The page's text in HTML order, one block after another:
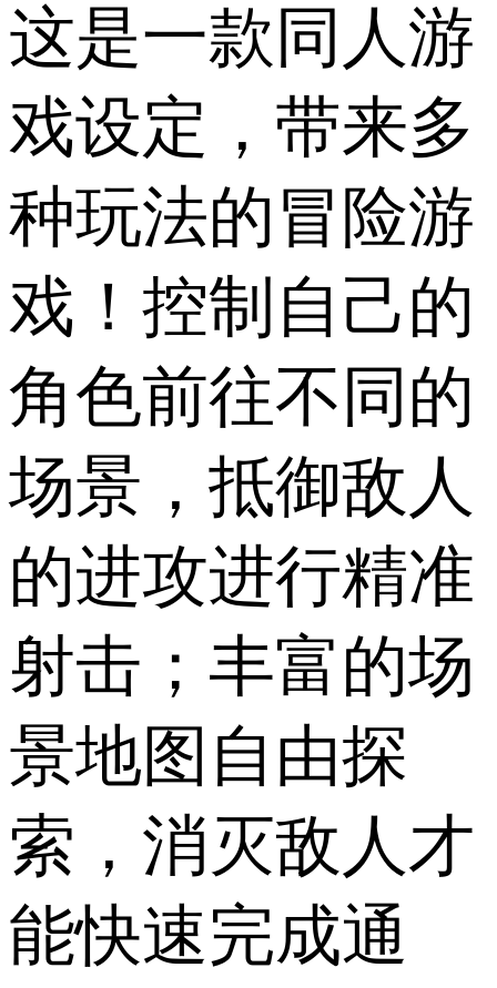
这是一款同人游
戏设定，带来多
种玩法的冒险游
戏！控制自己的
角色前往不同的
场景，抵御敌人
的进攻进行精准
射击；丰富的场
景地图自由探
索，消灭敌人才
能快速完成通